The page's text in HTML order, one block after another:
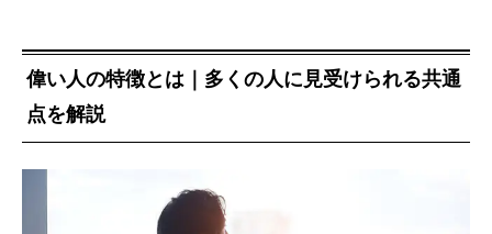
偉い人の特徴とは｜多くの人に見受けられる共通
点を解説